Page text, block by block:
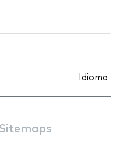
Idioma
Sitemaps